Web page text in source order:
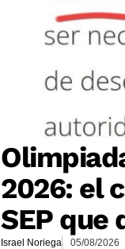
2026: el
SEP que
Israel Noriega 05/08/2026